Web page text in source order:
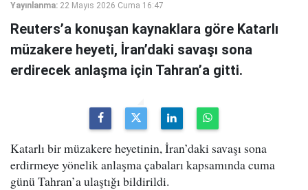
Yayınlanma: 22 Mayıs 2026 Cuma 16:47
Reuters’a konuşan kaynaklara göre Katarlı
müzakere heyeti, İran’daki savaşı sona
erdirecek anlaşma için Tahran’a gitti.
Katarlı bir müzakere heyetinin, İran’daki savaşı sona
erdirmeye yönelik anlaşma çabaları kapsamında cuma
günü Tahran’a ulaştığı bildirildi.